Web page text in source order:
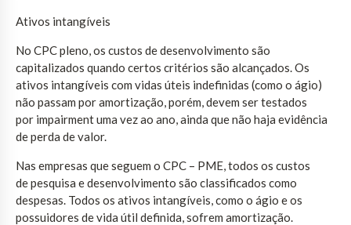
Ativos intangíveis
No CPC pleno, os custos de desenvolvimento são
capitalizados quando certos critérios são alcançados. Os
ativos intangíveis com vidas úteis indefinidas (como o ágio)
não passam por amortização, porém, devem ser testados
por impairment uma vez ao ano, ainda que não haja evidência
de perda de valor.
Nas empresas que seguem o CPC – PME, todos os custos
de pesquisa e desenvolvimento são classificados como
despesas. Todos os ativos intangíveis, como o ágio e os
possuidores de vida útil definida, sofrem amortização.